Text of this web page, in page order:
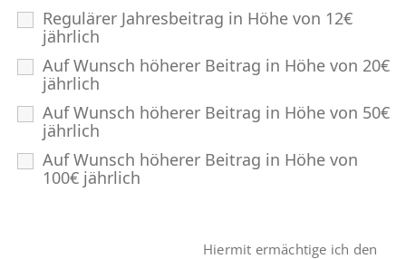
Regulärer Jahresbeitrag in Höhe von 12€
jährlich
Auf Wunsch höherer Beitrag in Höhe von 20€
jährlich
Auf Wunsch höherer Beitrag in Höhe von 50€
jährlich
Auf Wunsch höherer Beitrag in Höhe von
100€ jährlich
Hiermit ermächtige ich den